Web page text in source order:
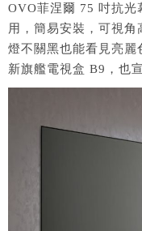
OVO菲涅爾 75 吋抗光
用，簡易安裝，可視角
燈不關黑也能看見亮麗
新旗艦電視盒 B9，也